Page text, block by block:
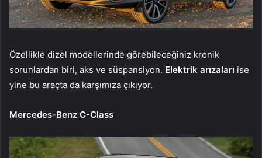
Özellikle dizel modellerinde görebileceğiniz kronik
sorunlardan biri, aks ve süspansiyon. Elektrik arızaları ise
yine bu araçta da karşımıza çıkıyor.
Mercedes-Benz C-Class